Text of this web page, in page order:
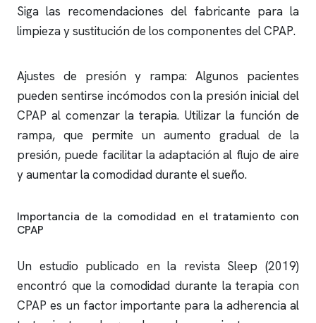
Siga las recomendaciones del fabricante para la
limpieza y sustitución de los componentes del CPAP.
Ajustes de presión y rampa: Algunos pacientes
pueden sentirse incómodos con la presión inicial del
CPAP al comenzar la terapia. Utilizar la función de
rampa, que permite un aumento gradual de la
presión, puede facilitar la adaptación al flujo de aire
y aumentar la comodidad durante el sueño.
Importancia de la comodidad en el tratamiento con
CPAP
Un estudio publicado en la revista Sleep (2019)
encontró que la comodidad durante la terapia con
CPAP es un factor importante para la adherencia al